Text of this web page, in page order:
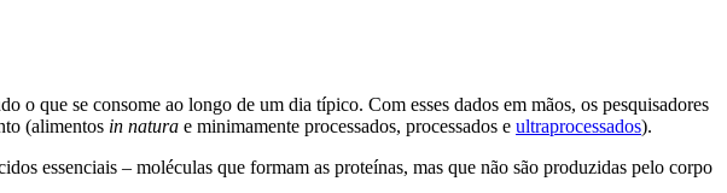
o que se consome ao longo de um dia típico. Com esses dados em mãos, os pesquisadores
(alimentos in natura e minimamente processados, processados e ultraprocessados).
essenciais – moléculas que formam as proteínas, mas que não são produzidas pelo corpo